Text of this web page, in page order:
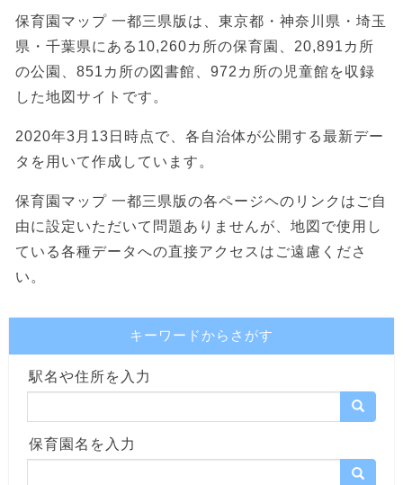
保育園マップ 一都三県版は、東京都・神奈川県・埼玉
県・千葉県にある10,260カ所の保育園、20,891カ所
の公園、851カ所の図書館、972カ所の児童館を収録
した地図サイトです。
2020年3月13日時点で、各自治体が公開する最新デー
タを用いて作成しています。
保育園マップ 一都三県版の各ページヘのリンクはご自
由に設定いただいて問題ありませんが、地図で使用し
ている各種データへの直接アクセスはご遠慮くださ
い。
キーワードからさがす
駅名や住所を入力
保育園名を入力